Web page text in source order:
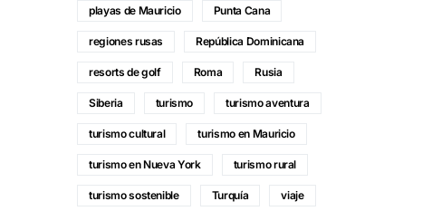
playas de Mauricio Punta Cana
regiones rusas República Dominicana
resorts de golf Roma Rusia
Siberia turismo turismo aventura
turismo cultural turismo en Mauricio
turismo en Nueva York turismo rural
turismo sostenible Turquía viaje